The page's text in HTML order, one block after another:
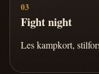
03
Fight night
Les kampkort,